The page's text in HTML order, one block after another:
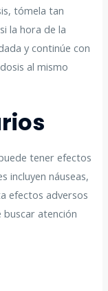
tómela tan
la hora de la
y continúe con
al mismo
tener efectos
incluyen náuseas,
efectos adversos
buscar atención